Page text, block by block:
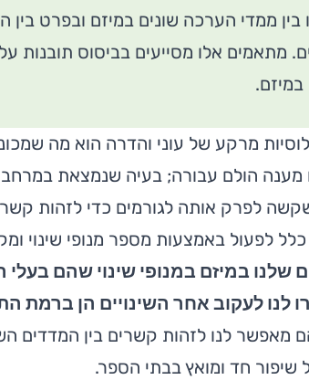
ממדי הערכה שונים במיזם ובפרט
מתאמים אלו מסייעים בביסוס תובנות על
מרקע של עוני והדרה הוא מה
הולם עבורה; בעיה שנמצאת במרחב
לפרק אותה לגורמים כדי לזהות
לפעול באמצעות מספר מנופי שינוי
שלנו במיזם במנופי שינוי שהם
לנו לעקוב אחר השינויים הן ברמת
מאפשר לנו לזהות קשרים בין המדדים
שיפור חד ומואץ בבתי הספר.